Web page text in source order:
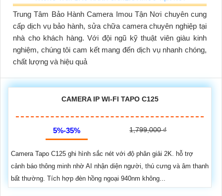
Trung Tâm Bảo Hành Camera Imou Tận Nơi chuyên cung
cấp dịch vụ bảo hành, sửa chữa camera chuyên nghiệp tại
nhà cho khách hàng. Với đội ngũ kỹ thuật viên giàu kinh
nghiệm, chúng tôi cam kết mang đến dịch vụ nhanh chóng,
chất lượng và hiệu quả
CAMERA IP WI-FI TAPO C125
5%-35% 1,799,000 ₫
Camera Tapo C125 ghi hình sắc nét với độ phân giải 2K. hỗ trợ
cảnh báo thông minh nhờ AI nhận diện người, thú cưng và âm thanh
bất thường. Tích hợp đèn hồng ngoại 940nm không...